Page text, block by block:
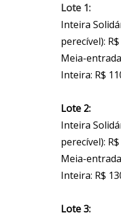
Lote 1:
Inteira
perecível):
Meia-
Inteira: R$
Lote 2:
Inteira
perecível):
Meia-
Inteira: R$
Lote 3: